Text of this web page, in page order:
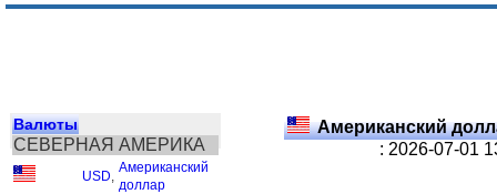
Валюты
СЕВЕРНАЯ АМЕРИКА
USD
Американский
доллар
Американский
: 2026-07-01